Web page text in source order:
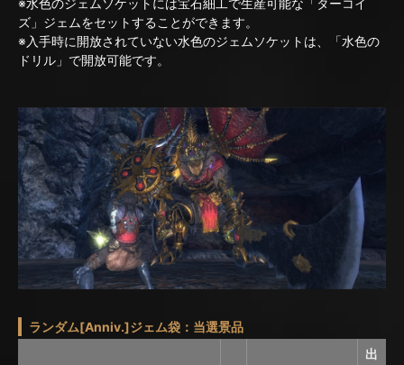
ズ」ジェムをセットすることができます。
※入手時に開放されていない水色のジェムソケットは、「水色の
ドリル」で開放可能です。
ランダム[Anniv.]ジェム袋：当選景品
出